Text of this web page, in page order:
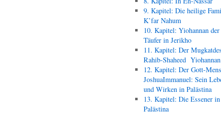
9. Kapitel: Die heilige
K’far Nahum
10. Kapitel: Yiohannan der
Täufer in Jerikho
11. Kapitel: Der
Rahib-Shaheed
12. Kapitel: Der Gott-
JoshuaImmanuel: Sein
und Wirken in Palästina
13. Kapitel: Die Essener in
Palästina